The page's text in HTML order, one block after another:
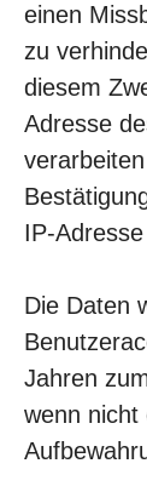
einen
zu
diesem
Adresse
IP-
Die Daten
Jahren
wenn nicht